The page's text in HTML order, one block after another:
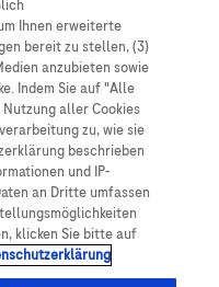
Die
Typ-2-
auf dem Vormarsch.
Herz-Kreislauf-
oder
dieVorstufe des
ist jede 5. Person
Ihnen erweiterte
bereit zu stellen, (3)
anzubieten sowie
Indem Sie auf "Alle
aller Cookies
zu, wie sie
beschrieben
und IP-
an Dritte umfassen
klicken Sie bitte auf